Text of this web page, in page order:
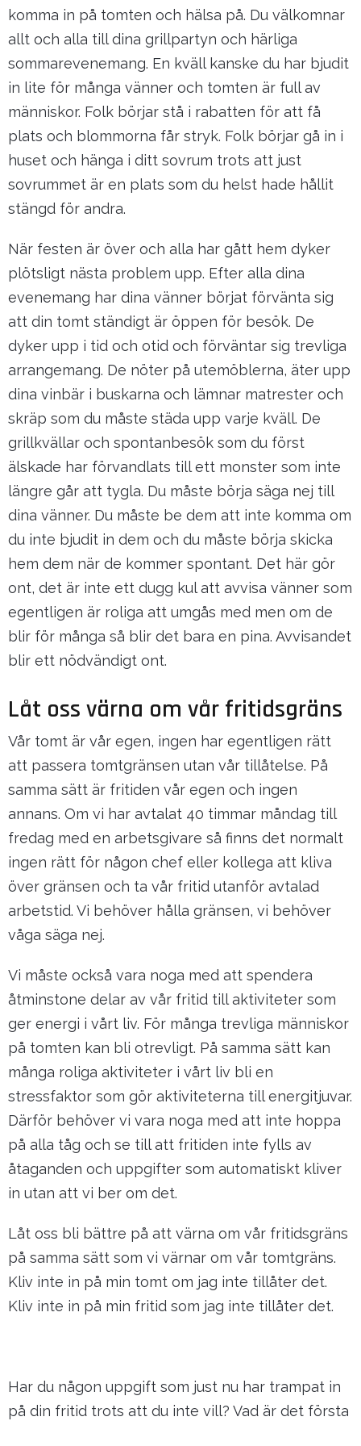
komma in på tomten och hälsa på. Du välkomnar
allt och alla till dina grillpartyn och härliga
sommarevenemang. En kväll kanske du har bjudit
in lite för många vänner och tomten är full av
människor. Folk börjar stå i rabatten för att få
plats och blommorna får stryk. Folk börjar gå in i
huset och hänga i ditt sovrum trots att just
sovrummet är en plats som du helst hade hållit
stängd för andra.
När festen är över och alla har gått hem dyker
plötsligt nästa problem upp. Efter alla dina
evenemang har dina vänner börjat förvänta sig
att din tomt ständigt är öppen för besök. De
dyker upp i tid och otid och förväntar sig trevliga
arrangemang. De nöter på utemöblerna, äter upp
dina vinbär i buskarna och lämnar matrester och
skräp som du måste städa upp varje kväll. De
grillkvällar och spontanbesök som du först
älskade har förvandlats till ett monster som inte
längre går att tygla. Du måste börja säga nej till
dina vänner. Du måste be dem att inte komma om
du inte bjudit in dem och du måste börja skicka
hem dem när de kommer spontant. Det här gör
ont, det är inte ett dugg kul att avvisa vänner som
egentligen är roliga att umgås med men om de
blir för många så blir det bara en pina. Avvisandet
blir ett nödvändigt ont.
Låt oss värna om vår fritidsgräns
Vår tomt är vår egen, ingen har egentligen rätt
att passera tomtgränsen utan vår tillåtelse. På
samma sätt är fritiden vår egen och ingen
annans. Om vi har avtalat 40 timmar måndag till
fredag med en arbetsgivare så finns det normalt
ingen rätt för någon chef eller kollega att kliva
över gränsen och ta vår fritid utanför avtalad
arbetstid. Vi behöver hålla gränsen, vi behöver
våga säga nej.
Vi måste också vara noga med att spendera
åtminstone delar av vår fritid till aktiviteter som
ger energi i vårt liv. För många trevliga människor
på tomten kan bli otrevligt. På samma sätt kan
många roliga aktiviteter i vårt liv bli en
stressfaktor som gör aktiviteterna till energitjuvar.
Därför behöver vi vara noga med att inte hoppa
på alla tåg och se till att fritiden inte fylls av
åtaganden och uppgifter som automatiskt kliver
in utan att vi ber om det.
Låt oss bli bättre på att värna om vår fritidsgräns
på samma sätt som vi värnar om vår tomtgräns.
Kliv inte in på min tomt om jag inte tillåter det.
Kliv inte in på min fritid som jag inte tillåter det.
Har du någon uppgift som just nu har trampat in
på din fritid trots att du inte vill? Vad är det första